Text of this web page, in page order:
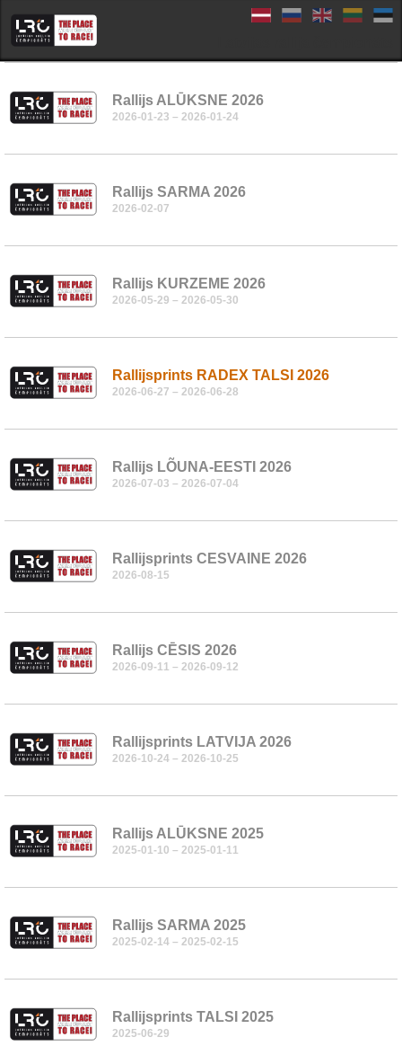
Rallijs ALŪKSNE 2026
2026-01-23 – 2026-01-24
Rallijs SARMA 2026
2026-02-07
Rallijs KURZEME 2026
2026-05-29 – 2026-05-30
Rallijsprints RADEX TALSI 2026
2026-06-27 – 2026-06-28
Rallijs LÕUNA-EESTI 2026
2026-07-03 – 2026-07-04
Rallijsprints CESVAINE 2026
2026-08-15
Rallijs CĒSIS 2026
2026-09-11 – 2026-09-12
Rallijsprints LATVIJA 2026
2026-10-24 – 2026-10-25
Rallijs ALŪKSNE 2025
2025-01-10 – 2025-01-11
Rallijs SARMA 2025
2025-02-14 – 2025-02-15
Rallijsprints TALSI 2025
2025-06-29